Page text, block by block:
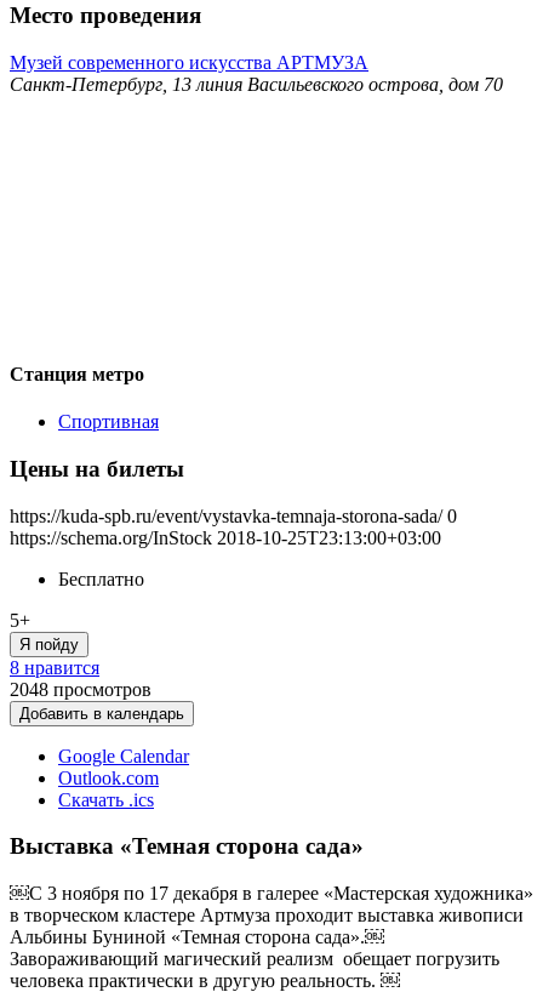
Место проведения
Музей современного искусства АРТМУЗА
Санкт-Петербург, 13 линия Васильевского острова, дом 70
Станция метро
Спортивная
Цены на билеты
https://kuda-spb.ru/event/vystavka-temnaja-storona-sada/ 0
https://schema.org/InStock 2018-10-25T23:13:00+03:00
Бесплатно
5+
Я пойду
8 нравится
2048 просмотров
Добавить в календарь
Google Calendar
Outlook.com
Скачать .ics
Выставка «Темная сторона сада»
￼С 3 ноября по 17 декабря в галерее «Мастерская художника»
в творческом кластере Артмуза проходит выставка живописи
Альбины Буниной «Темная сторона сада».￼
Завораживающий магический реализм обещает погрузить
человека практически в другую реальность. ￼